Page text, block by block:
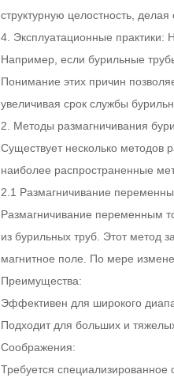
структурную целостность,
4. Эксплуатационные практики:
Например, если бурильные
Понимание этих причин
увеличивая срок службы
2. Методы размагничивания
Существует несколько методов
наиболее распространенные
2.1 Размагничивание
Размагничивание переменным
из бурильных труб. Этот метод
магнитное поле. По мере
Преимущества:
Эффективен для широкого
Подходит для больших и
Соображения:
Требуется специализированное